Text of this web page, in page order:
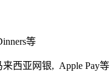
等
来西亚网银, Apple Pay等